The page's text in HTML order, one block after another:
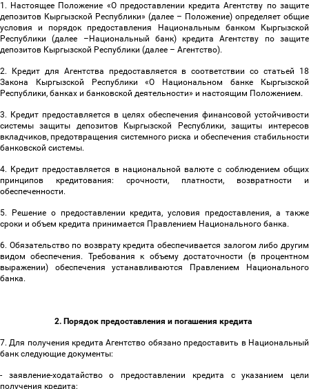
1. Настоящее Положение «О предоставлении кредита Агентству по защите
депозитов Кыргызской Республики» (далее – Положение) определяет общие
условия и порядок предоставления Национальным банком Кыргызской
Республики (далее
– Национальный банк) кредита Агентству по защите
депозитов Кыргызской Республики (далее – Агентство).
2. Кредит для Агентства предоставляется в соответствии со статьей 18
Закона Кыргызской Республики «О Национальном банке Кыргызской
Республики, банках и банковской деятельности» и настоящим Положением.
3. Кредит предоставляется в целях обеспечения финансовой устойчивости
системы защиты депозитов Кыргызской Республики, защиты интересов
вкладчиков, предотвращения системного риска и обеспечения стабильности
банковской системы.
4. Кредит предоставляется в национальной валюте с соблюдением общих
принципов кредитования: срочности, платности, возвратности и
обеспеченности.
5. Решение о предоставлении кредита, условия предоставления, а также
сроки и объем кредита принимается Правлением Национального банка.
6. Обязательство по возврату кредита обеспечивается залогом либо другим
видом обеспечения. Требования к объему достаточности (в процентном
выражении) обеспечения устанавливаются Правлением Национального
банка.
2. Порядок предоставления и погашения кредита
7. Для получения кредита Агентство обязано предоставить в Национальный
банк следующие документы:
- заявление-ходатайство о предоставлении кредита с указанием цели
получения кредита;